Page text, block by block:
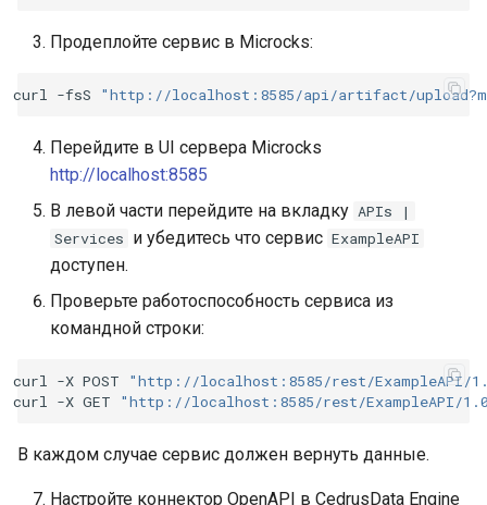
Продеплойте сервис в Microcks:
curl -fsS "http://localhost:8585/api/artifact/
Перейдите в UI сервера Microcks
http://localhost:8585
В левой части перейдите на вкладку APIs
|
Services и убедитесь что сервис ExampleAPI
доступен.
Проверьте работоспособность сервиса из
командной строки:
curl -X POST
"http://localhost:8585/rest/ExampleAPI/
curl
-X GET "http://localhost:8585/rest/ExampleAPI/
В каждом случае сервис должен вернуть данные.
Настройте коннектор OpenAPI в CedrusData Engine